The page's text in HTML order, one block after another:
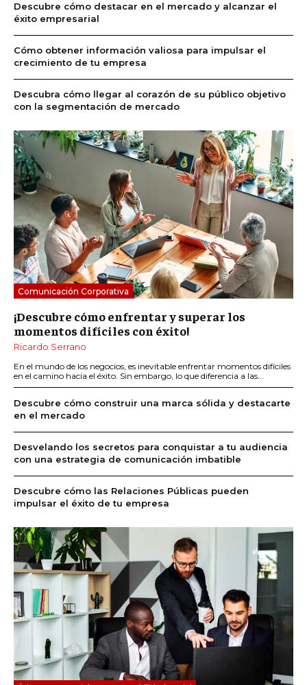
Descubre cómo destacar en el mercado y alcanzar el
éxito empresarial
Cómo obtener información valiosa para impulsar el
crecimiento de tu empresa
Descubra cómo llegar al corazón de su público objetivo
con la segmentación de mercado
Comunicación Corporativa
¡Descubre cómo enfrentar y superar los
momentos difíciles con éxito!
Ricardo Serrano
En el mundo de los negocios, es inevitable enfrentar momentos difíciles
en el camino hacia el éxito. Sin embargo, lo que diferencia a las...
Descubre cómo construir una marca sólida y destacarte
en el mercado
Desvelando los secretos para conquistar a tu audiencia
con una estrategia de comunicación imbatible
Descubre cómo las Relaciones Públicas pueden
impulsar el éxito de tu empresa